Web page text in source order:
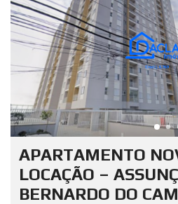
APARTAMENTO
LOCAÇÃO –
BERNARDO DO